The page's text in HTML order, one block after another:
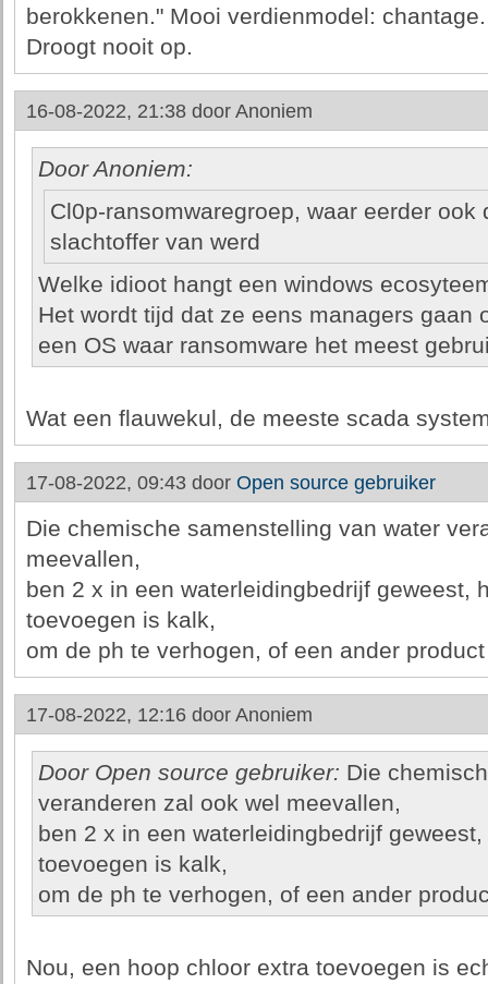
berokkenen." Mooi verdienmodel: chantage.
Droogt nooit op.
16-08-2022, 21:38 door Anoniem
Door Anoniem:
Cl0p-ransomwaregroep, waar eerder
slachtoffer van werd
Welke idioot hangt een windows
Het wordt tijd dat ze eens managers gaan
een OS waar ransomware het meest
Wat een flauwekul, de meeste scada
17-08-2022, 09:43 door Open source gebruiker
Die chemische samenstelling van water
meevallen,
ben 2 x in een waterleidingbedrijf geweest,
toevoegen is kalk,
om de ph te verhogen, of een ander
17-08-2022, 12:16 door Anoniem
Door Open source gebruiker: Die
veranderen zal ook wel meevallen,
ben 2 x in een waterleidingbedrijf
toevoegen is kalk,
om de ph te verhogen, of een ander
Nou, een hoop chloor extra toevoegen is